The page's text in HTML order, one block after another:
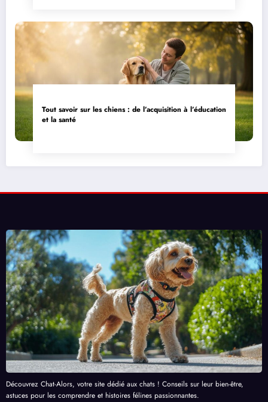
Tout savoir sur les chiens : de l’acquisition à l’éducation
et la santé
Découvrez Chat-Alors, votre site dédié aux chats ! Conseils sur leur bien-être,
astuces pour les comprendre et histoires félines passionnantes.